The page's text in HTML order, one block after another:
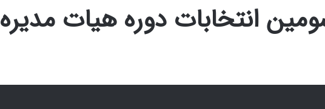
انتخابات دوره هیات مدیره